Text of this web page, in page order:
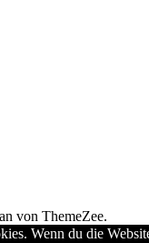
von ThemeZee.
Wenn du die